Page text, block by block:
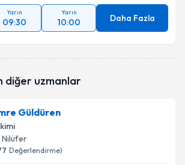
Yarın
09:30
Yarın
10:00 Daha Fazla
diğer uzmanlar
Güldüren
Nilüfer
Değerlendirme)